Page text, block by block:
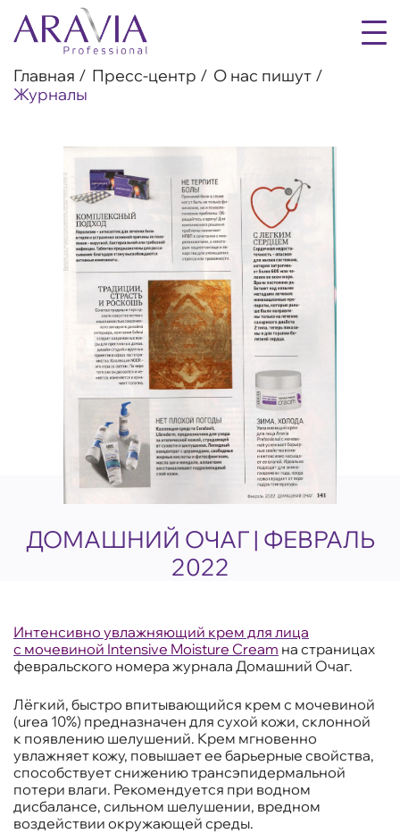
Главная Пресс-центр
О нас пишут
Журналы
ДОМАШНИЙ ОЧАГ | ФЕВРАЛЬ
2022
Интенсивно увлажняющий крем для лица
с мочевиной Intensive Moisture Cream на страницах
февральского номера журнала Домашний Очаг.
Лёгкий, быстро впитывающийся крем с мочевиной
(urea 10%) предназначен для сухой кожи, склонной
к появлению шелушений. Крем мгновенно
увлажняет кожу, повышает ее барьерные свойства,
способствует снижению трансэпидермальной
потери влаги. Рекомендуется при водном
дисбалансе, сильном шелушении, вредном
воздействии окружающей среды.